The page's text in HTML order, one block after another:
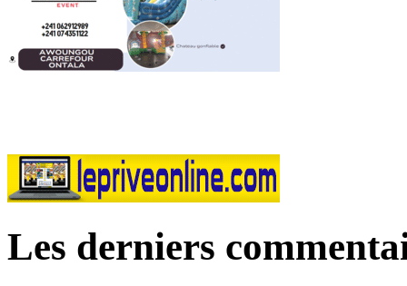
Les derniers